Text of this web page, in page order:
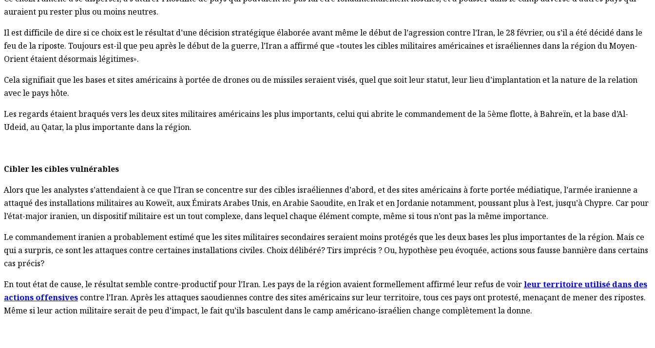
auraient pu rester plus ou moins neutres.
Il est difficile de dire si ce choix est le résultat d’une décision stratégique élaborée avant même le début de l’agression contre l’Iran, le 28 février, ou s’il a été décidé dans le
feu de la riposte. Toujours est-il que peu après le début de la guerre, l’Iran a affirmé que «toutes les cibles militaires américaines et israéliennes dans la région du Moyen-
Orient étaient désormais légitimes».
Cela signifiait que les bases et sites américains à portée de drones ou de missiles seraient visés, quel que soit leur statut, leur lieu d’implantation et la nature de la relation
avec le pays hôte.
Les regards étaient braqués vers les deux sites militaires américains les plus importants, celui qui abrite le commandement de la 5ème flotte, à Bahreïn, et la base d’Al-
Udeid, au Qatar, la plus importante dans la région.
Cibler les cibles vulnérables
Alors que les analystes s’attendaient à ce que l’Iran se concentre sur des cibles israéliennes d’abord, et des sites américains à forte portée médiatique, l’armée iranienne a
attaqué des installations militaires au Koweït, aux Émirats Arabes Unis, en Arabie Saoudite, en Irak et en Jordanie notamment, poussant plus à l’est, jusqu’à Chypre. Car pour
l’état-major iranien, un dispositif militaire est un tout complexe, dans lequel chaque élément compte, même si tous n’ont pas la même importance.
Le commandement iranien a probablement estimé que les sites militaires secondaires seraient moins protégés que les deux bases les plus importantes de la région. Mais ce
qui a surpris, ce sont les attaques contre certaines installations civiles. Choix délibéré? Tirs imprécis ? Ou, hypothèse peu évoquée, actions sous fausse bannière dans certains
cas précis?
En tout état de cause, le résultat semble contre-productif pour l’Iran. Les pays de la région avaient formellement affirmé leur refus de voirleur territoire utilisé dans des
actions offensivescontre l’Iran. Après les attaques saoudiennes contre des sites américains sur leur territoire, tous ces pays ont protesté, menaçant de mener des ripostes.
Même si leur action militaire serait de peu d’impact, le fait qu’ils basculent dans le camp américano-israélien change complètement la donne.